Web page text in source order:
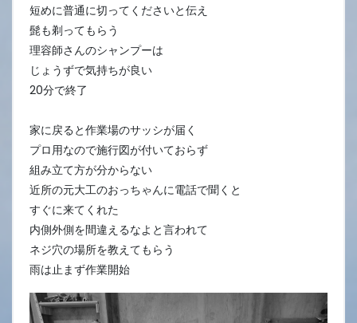
短めに普通に切ってくださいと伝え
髭も剃ってもらう
理容師さんのシャンプーは
じょうずで気持ちが良い
20分で終了
家に戻ると作業場のサッシが届く
プロ用なので施行図が付いておらず
組み立て方が分からない
近所の元大工のおっちゃんに電話で聞くと
すぐに来てくれた
内側外側を間違えるなよと言われて
ネジ穴の場所を教えてもらう
雨は止まず作業開始